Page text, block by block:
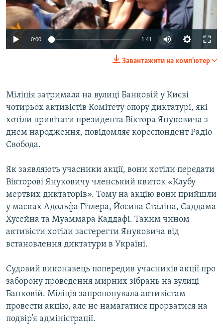
ВІДЕОУРОКИ «ELIFBE»
СВІДЧЕННЯ ОКУПАЦІЇ
УКРАЇНСЬКА ПРОБЛЕМА КРИМУ
Русский
Qırımtatar
Усі сайти RFE/RL
0:00 1:41
Завантажити на комп'ютер
Міліція затримала на вулиці Банковій у Києві
чотирьох активістів Комітету опору диктатурі, які
хотіли привітати президента Віктора Януковича з
днем народження, повідомляє кореспондент Радіо
Свобода.
Як заявляють учасники акції, вони хотіли передати
Вікторові Януковичу членський квиток «Клубу
мертвих диктаторів». Тому на акцію вони прийшли
у масках Адольфа Гітлера, Йосипа Сталіна, Саддама
Хусейна та Муаммара Каддафі. Таким чином
активісти хотіли застерегти Януковича від
встановлення диктатури в Україні.
Судовий виконавець попередив учасників акції про
заборону проведення мирних зібрань на вулиці
Банковій. Міліція запропонувала активістам
провести акцію, але не намагатися прорватися на
подвір’я адміністрації.